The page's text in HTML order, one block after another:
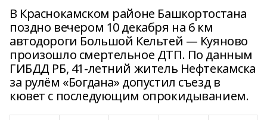
В Краснокамском районе Башкортостана
поздно вечером 10 декабря на 6 км
автодороги Большой Кельтей — Куяново
произошло смертельное ДТП. По данным
ГИБДД РБ, 41-летний житель Нефтекамска
за рулём «Богдана» допустил съезд в
кювет с последующим опрокидыванием.